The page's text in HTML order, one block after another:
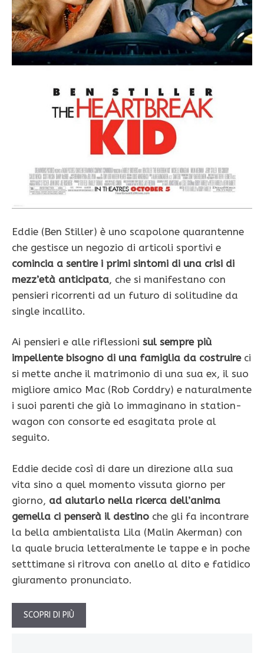
Eddie (Ben Stiller) è uno scapolone quarantenne
che gestisce un negozio di articoli sportivi e
comincia a sentire i primi sintomi di una crisi di
mezz’età anticipata, che si manifestano con
pensieri ricorrenti ad un futuro di solitudine da
single incallito.
Ai pensieri e alle riflessioni sul sempre più
impellente bisogno di una famiglia da costruireci
si mette anche il matrimonio di una sua ex, il suo
migliore amico Mac (Rob Corddry) e naturalmente
i suoi parenti che già lo immaginano in station-
wagon con consorte ed esagitata prole al
seguito.
Eddie decide così di dare un direzione alla sua
vita sino a quel momento vissuta giorno per
giorno, ad aiutarlo nella ricerca dell’anima
gemella ci penserà il destino che gli fa incontrare
la bella ambientalista Lila (Malin Akerman) con
la quale brucia letteralmente le tappe e in poche
setttimane si ritrova con anello al dito e fatidico
giuramento pronunciato.
SCOPRI DI PIÙ